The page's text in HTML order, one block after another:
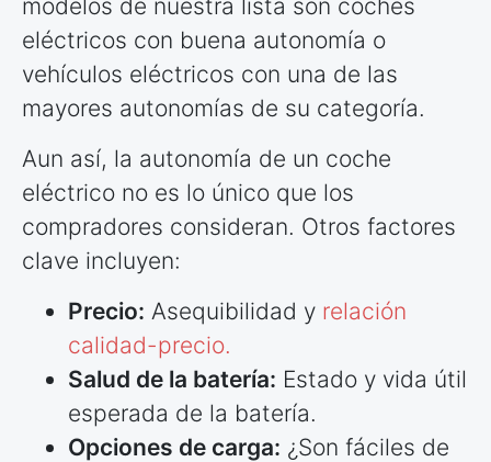
modelos de nuestra lista son coches
eléctricos con buena autonomía o
vehículos eléctricos con una de las
mayores autonomías de su categoría.
Aun así, la autonomía de un coche
eléctrico no es lo único que los
compradores consideran. Otros factores
clave incluyen:
Precio: Asequibilidad y relación
calidad-precio.
Salud de la batería: Estado y vida útil
esperada de la batería.
Opciones de carga: ¿Son fáciles de